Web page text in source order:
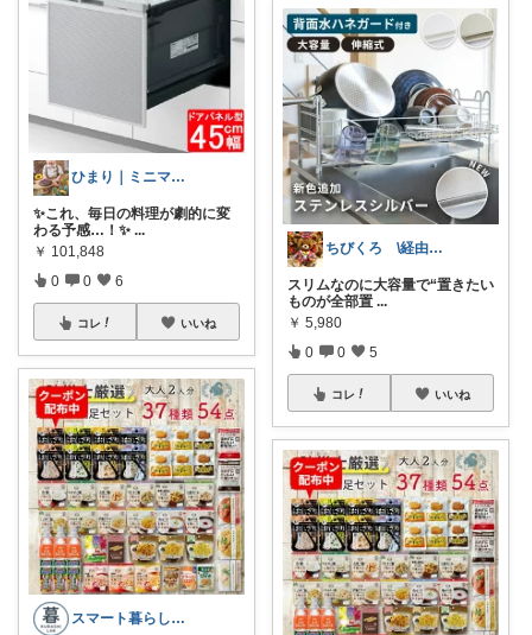
ひまり｜ミニマルな育児と時短グッズ
✨これ、毎日の料理が劇的に変
わる予感…！✨ ...
￥ 101,848
0 0 6
コレ いいね
スマート暮らしラボ
ちびくろ \経由購入ありがとうござます/
スリムなのに大容量で“置きたい
ものが全部置 ...
￥ 5,980
0 0 5
コレ いいね